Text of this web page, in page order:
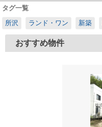
タグ一覧
所沢
ランド・ワン 新築
おすすめ物件